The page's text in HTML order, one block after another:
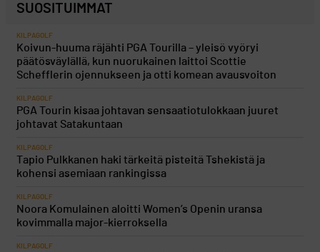
SUOSITUIMMAT
KILPAGOLF
Koivun-huuma räjähti PGA Tourilla – yleisö vyöryi
päätösväylällä, kun nuorukainen laittoi Scottie
Schefflerin ojennukseen ja otti komean avausvoiton
KILPAGOLF
PGA Tourin kisaa johtavan sensaatiotulokkaan juuret
johtavat Satakuntaan
KILPAGOLF
Tapio Pulkkanen haki tärkeitä pisteitä Tshekistä ja
kohensi asemiaan rankingissa
KILPAGOLF
Noora Komulainen aloitti Women’s Openin uransa
kovimmalla major-kierroksella
KILPAGOLF